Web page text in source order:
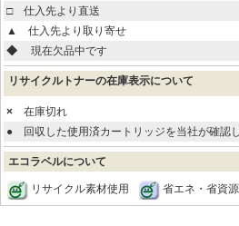
□仕入先より直送
▲
仕入先より取り寄せ
◆
現在欠品中です
リサイクルトナーの在庫表示について
× 在庫切れ
● 回収した使用済カートリッジを当社が確認
エコラベルについて
リサイクル素材使用 省エネ・省資